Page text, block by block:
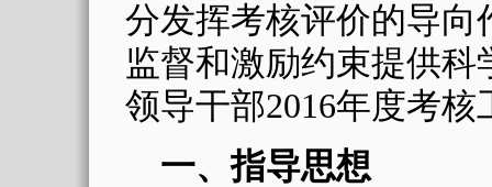
分发挥考核评价的导向
监督和激励约束提供
领导干部2016年度考核
一、指导思想